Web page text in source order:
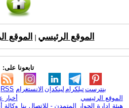
الموقع الرئيسي الموقع
تابعونا على:
RSS الانستغرام لينكدإن تيلكرامبنترست
الموقع الرئيسي
هيئة ادارة الحوار المتمدن - للإتصال بنا
أخبار
وكالة